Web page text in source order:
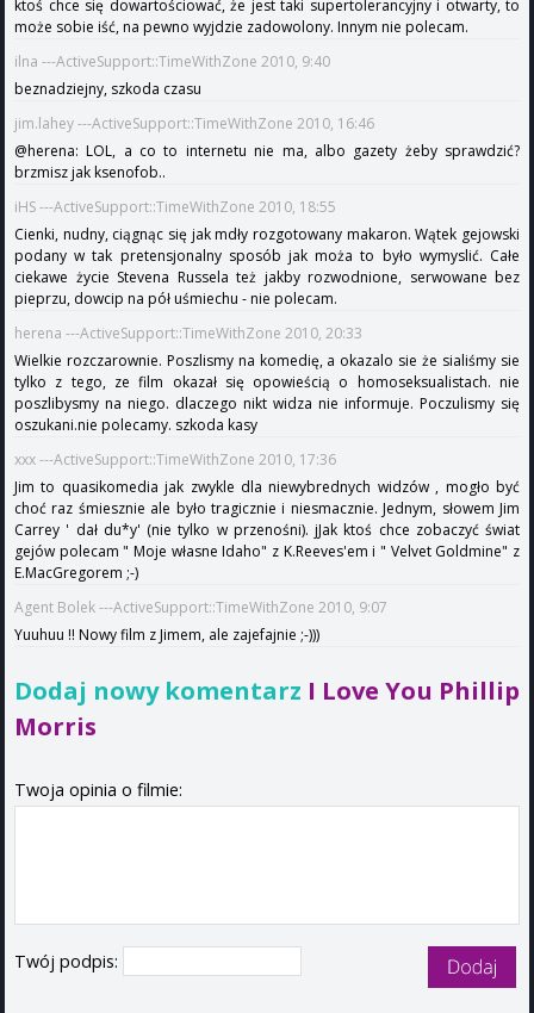
ktoś chce się dowartościować, że jest taki supertolerancyjny i otwarty, to
może sobie iść, na pewno wyjdzie zadowolony. Innym nie polecam.
ilna ---ActiveSupport::TimeWithZone 2010, 9:40
beznadziejny, szkoda czasu
jim.lahey ---ActiveSupport::TimeWithZone 2010, 16:46
@herena: LOL, a co to internetu nie ma, albo gazety żeby sprawdzić?
brzmisz jak ksenofob..
iHS ---ActiveSupport::TimeWithZone 2010, 18:55
Cienki, nudny, ciągnąc się jak mdły rozgotowany makaron. Wątek gejowski
podany w tak pretensjonalny sposób jak moża to było wymyslić. Całe
ciekawe życie Stevena Russela też jakby rozwodnione, serwowane bez
pieprzu, dowcip na pół uśmiechu - nie polecam.
herena ---ActiveSupport::TimeWithZone 2010, 20:33
Wielkie rozczarownie. Poszlismy na komedię, a okazalo sie że sialiśmy sie
tylko z tego, ze film okazał się opowieścią o homoseksualistach. nie
poszlibysmy na niego. dlaczego nikt widza nie informuje. Poczulismy się
oszukani.nie polecamy. szkoda kasy
xxx ---ActiveSupport::TimeWithZone 2010, 17:36
Jim to quasikomedia jak zwykle dla niewybrednych widzów , mogło być
choć raz śmiesznie ale było tragicznie i niesmacznie. Jednym, słowem Jim
Carrey ' dał du*y' (nie tylko w przenośni). jJak ktoś chce zobaczyć świat
gejów polecam " Moje własne Idaho" z K.Reeves'em i " Velvet Goldmine" z
E.MacGregorem ;-)
Agent Bolek ---ActiveSupport::TimeWithZone 2010, 9:07
Yuuhuu !! Nowy film z Jimem, ale zajefajnie ;-)))
Dodaj nowy komentarz I Love You Phillip
Morris
Twoja opinia o filmie:
Twój podpis: